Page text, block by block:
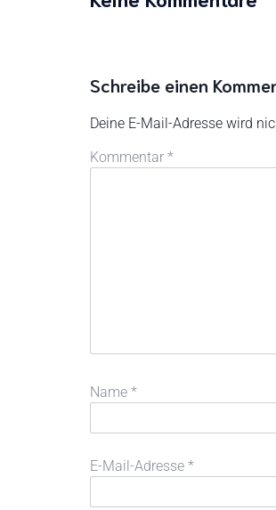
Schreibe einen
Deine E-Mail-Adresse wird
Kommentar *
Name *
E-Mail-Adresse *